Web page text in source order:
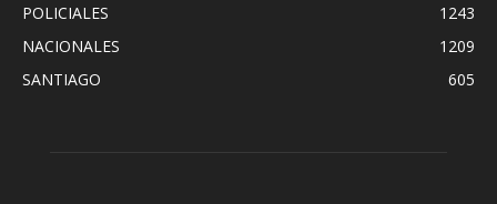
POLICIALES
1243
NACIONALES
1209
SANTIAGO
605